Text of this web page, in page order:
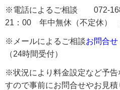
※電話によるご相談 072-
21：00 年中無休（不定休）
※メールによるご相談お問合せ
（24時間受付）
※状況により料金設定など予告
すので事前にお問合せやお見積